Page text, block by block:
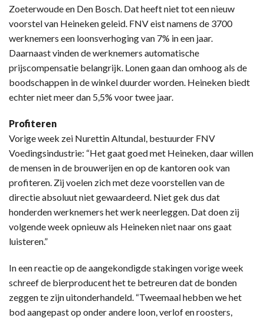
Zoeterwoude en Den Bosch. Dat heeft niet tot een nieuw
voorstel van Heineken geleid. FNV eist namens de 3700
werknemers een loonsverhoging van 7% in een jaar.
Daarnaast vinden de werknemers automatische
prijscompensatie belangrijk. Lonen gaan dan omhoog als de
boodschappen in de winkel duurder worden. Heineken biedt
echter niet meer dan 5,5% voor twee jaar.
Profiteren
Vorige week zei Nurettin Altundal, bestuurder FNV
Voedingsindustrie: “Het gaat goed met Heineken, daar willen
de mensen in de brouwerijen en op de kantoren ook van
profiteren. Zij voelen zich met deze voorstellen van de
directie absoluut niet gewaardeerd. Niet gek dus dat
honderden werknemers het werk neerleggen. Dat doen zij
volgende week opnieuw als Heineken niet naar ons gaat
luisteren.”
In een reactie op de aangekondigde stakingen vorige week
schreef de bierproducent het te betreuren dat de bonden
zeggen te zijn uitonderhandeld. “Tweemaal hebben we het
bod aangepast op onder andere loon, verlof en roosters,